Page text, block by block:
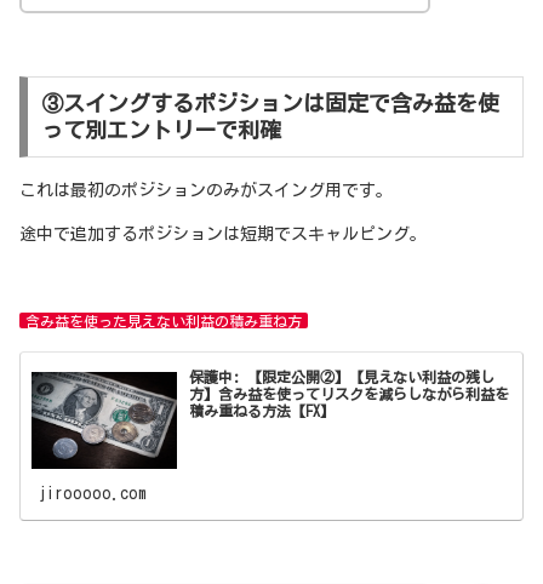
③スイングするポジションは固定で含み益を使
って別エントリーで利確
これは最初のポジションのみがスイング用です。
途中で追加するポジションは短期でスキャルピング。
含み益を使った見えない利益の積み重ね方
保護中: 【限定公開②】【見えない利益の残し
方】含み益を使ってリスクを減らしながら利益を
積み重ねる方法【FX】
jirooooo.com